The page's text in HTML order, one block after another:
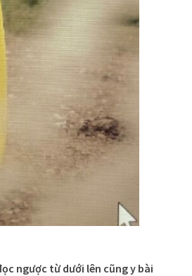
ngược từ dưới lên cũng y bài